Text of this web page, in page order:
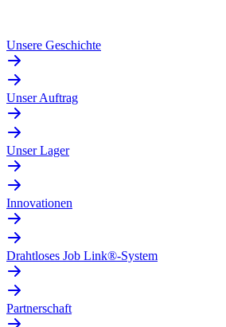
Unsere Geschichte
Unser Auftrag
Unser Lager
Innovationen
Drahtloses Job Link®-System
Partnerschaft